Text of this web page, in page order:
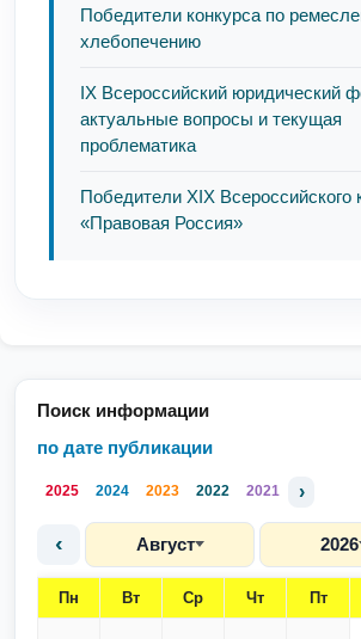
Поиск информации
по дате публикации
2025 2024 2023 2022 2021 ›
‹ Август 2026
Пн Вт Ср Чт Пт
Победители конкурса по
хлебопечению
IX Всероссийский юридический
актуальные вопросы и текущая
проблематика
Победители XIX Всероссийского
«Правовая Россия»